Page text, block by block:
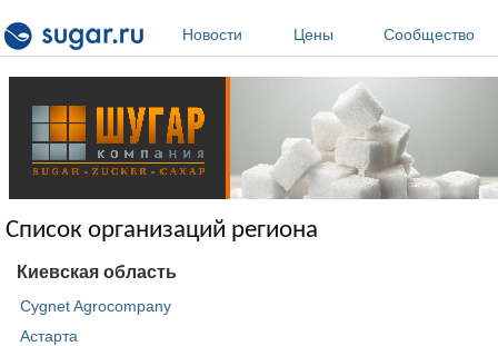
Новости
Цены Сообщество
Список организаций региона
Киевская область
Cygnet Agrocompany
Астарта